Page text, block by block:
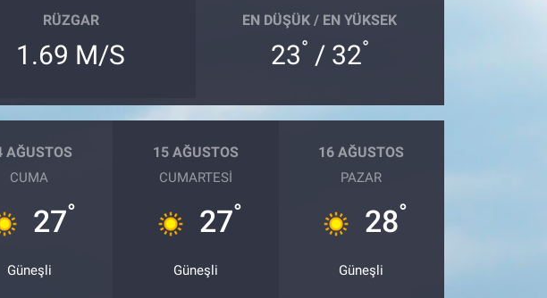
RÜZGAR
1.69 M/S
EN DÜŞÜK / EN YÜKSEK
23° / 32°
AĞUSTOS
CUMA
27°
Güneşli
15 AĞUSTOS
CUMARTESI
27°
Güneşli
16 AĞUSTOS
PAZAR
28°
Güneşli